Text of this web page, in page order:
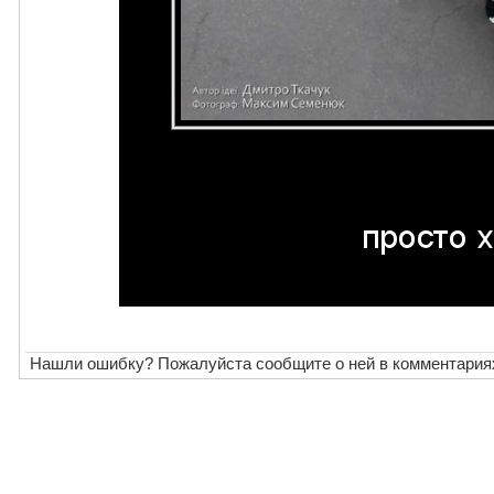
Нашли ошибку? Пожалуйста сообщите о ней в